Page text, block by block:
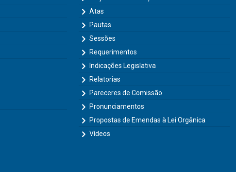
Atas
Pautas
Sessões
Requerimentos
Indicações Legislativa
Relatorias
Pareceres de Comissão
Pronunciamentos
Propostas de Emendas à Lei Orgânica
Vídeos